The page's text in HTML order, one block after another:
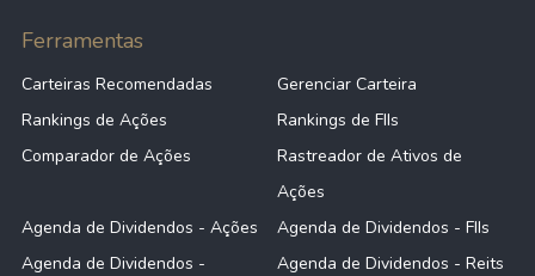
Ferramentas
Carteiras Recomendadas
Gerenciar Carteira
Rankings de Ações
Rankings de FIIs
Comparador de Ações
Rastreador de Ativos de
Ações
Agenda de Dividendos - Ações
Agenda de Dividendos - FIIs
Agenda de Dividendos -
Agenda de Dividendos - Reits